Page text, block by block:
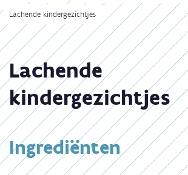
op
zoek?
Kruimelpad
Lachende kindergezichtjes
Lachende
kindergezichtjes
Ingrediënten